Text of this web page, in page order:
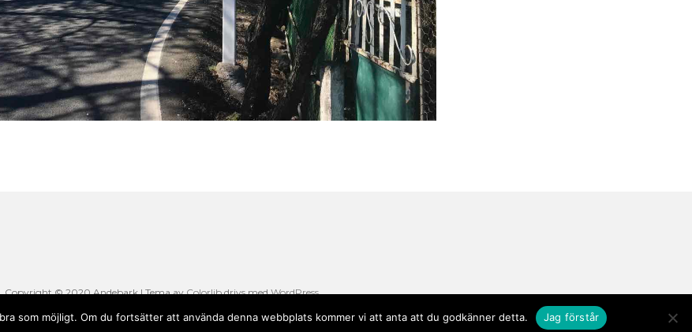
Copyright © 2020 Andebark | Tema avColorlibdrivs medWordPress
som möjligt. Om du fortsätter att använda denna webbplats kommer vi att anta att du godkänner detta. Jag förstår